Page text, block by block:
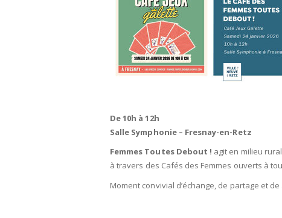
De 10h à 12h
Salle Symphonie – Fresnay-en-Retz
Femmes Toutes Debout ! agit en milieu
à travers des Cafés des Femmes ouverts à
Moment convivial d’échange, de partage et